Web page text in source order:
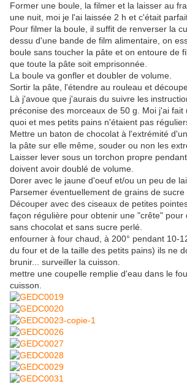
Former une boule, la filmer et la laisser au
une nuit, moi je l'ai laissée 2 h et c'était
Pour filmer la boule, il suffit de renverser la
dessu d'une bande de film alimentaire, on
boule sans toucher la pâte et on entoure de
que toute la pâte soit emprisonnée.
La boule va gonfler et doubler de volume.
Sortir la pâte, l'étendre au rouleau et
Là j'avoue que j'aurais du suivre les
préconise des morceaux de 50 g. Moi j'ai fait
quoi et mes petits pains n'étaient pas
Mettre un baton de chocolat à l'extrémité
la pâte sur elle même, souder ou non les
Laisser lever sous un torchon propre
doivent avoir doublé de volume.
Dorer avec le jaune d'oeuf et/ou un peu de
Parsemer éventuellement de grains de sucre
Découper avec des ciseaux de petites
façon régulière pour obtenir une "crête" pour
sans chocolat et sans sucre perlé.
enfourner à four chaud, à 200° pendant 10-
du four et de la taille des petits pains) ils ne
brunir... surveiller la cuisson.
mettre une coupelle remplie d'eau dans le
cuisson.